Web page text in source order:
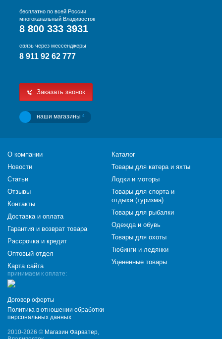
бесплатно по всей России
многоканальный Владивосток
8 800 333 3931
связь через мессенджеры
8 911 92 62 777
Заказать звонок
наши магазины 4
принимаем к оплате:
Договор оферты
Политика в отношении обработки
персональных данных
2010-2026 © Магазин Фарватер,
О компании
Новости
Статьи
Отзывы
Контакты
Доставка и оплата
Гарантия и возврат товара
Рассрочка и кредит
Оптовый отдел
Карта сайта
Каталог
Товары для катера и яхты
Лодки и моторы
Товары для спорта и
отдыха (туризма)
Товары для рыбалки
Одежда и обувь
Товары для охоты
Тюбинги и ледянки
Уцененные товары